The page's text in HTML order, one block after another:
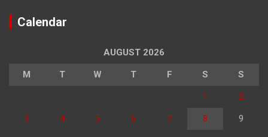
Calendar
AUGUST 2026
M T W T F S S
1 2
3 4 5 6 7 8 9